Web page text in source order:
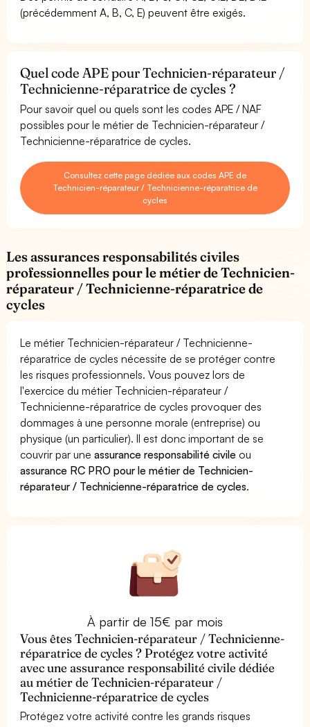
(précédemment A, B, C, E) peuvent être exigés.
Quel code APE pour Technicien-réparateur /
Technicienne-réparatrice de cycles ?
Pour savoir quel ou quels sont les codes APE / NAF
possibles pour le métier de Technicien-réparateur /
Technicienne-réparatrice de cycles.
Consultez cette page dédiée aux codes APE de
Technicien-réparateur / Technicienne-réparatrice de
cycles
Les assurances responsabilités civiles
professionnelles pour le métier de Technicien-
réparateur / Technicienne-réparatrice de
cycles
Le métier Technicien-réparateur / Technicienne-
réparatrice de cycles nécessite de se protéger contre
les risques professionnels. Vous pouvez lors de
l'exercice du métier Technicien-réparateur /
Technicienne-réparatrice de cycles provoquer des
dommages à une personne morale (entreprise) ou
physique (un particulier). Il est donc important de se
couvrir par uneassurance responsabilité civile ou
assurance RC PRO pour le métier de Technicien-
réparateur / Technicienne-réparatrice de cycles.
À partir de 15€ par mois
Vous êtes Technicien-réparateur / Technicienne-
réparatrice de cycles ? Protégez votre activité
avec une assurance responsabilité civile dédiée
au métier de Technicien-réparateur /
Technicienne-réparatrice de cycles
Protégez votre activité contre les grands risques